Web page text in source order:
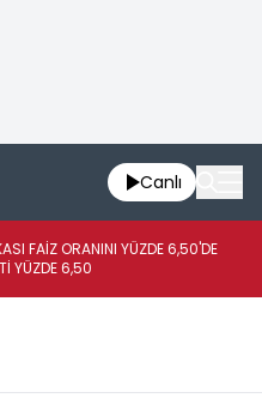
Canlı
FAİZ ORANINI YÜZDE 6,50'DE
YÜZDE 6,50